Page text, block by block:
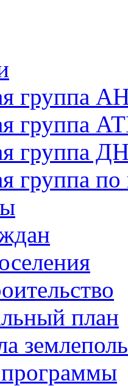
группа
группа
группа
группа
план